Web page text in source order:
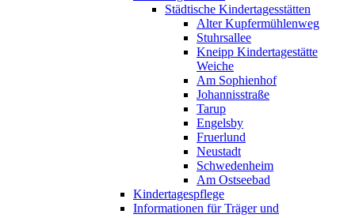
Städtische Kindertagesstätten
Alter Kupfermühlenweg
Stuhrsallee
Kneipp Kindertagestätte
Weiche
Am Sophienhof
Johannisstraße
Tarup
Engelsby
Fruerlund
Neustadt
Schwedenheim
Am Ostseebad
Kindertagespflege
Informationen für Träger und